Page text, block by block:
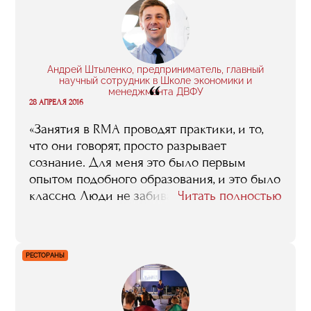
Андрей Штыленко, предприниматель, главный
научный сотрудник в Школе экономики и
менеджмента ДВФУ
“
28 АПРЕЛЯ 2016
«Занятия в RMA проводят практики, и то,
что они говорят, просто разрывает
сознание. Для меня это было первым
опытом подобного образования, и это было
классно. Люди не забивали сознание
менеджерами ключевых компаний
индустрии важна сама по себе. Это
общение не просто дало мне контакты, оно
Читать полностью
РЕСТОРАНЫ